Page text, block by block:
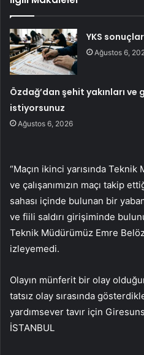
YKS
Ağustos 6,
Özdağ’dan şehit yakınları
istiyorsunuz
Ağustos 6, 2026
“Maçın ikinci yarısında
ve çalışanımızın maçı takip
sahası içinde bulunan bir
ve fiili saldırı girişiminde
Teknik Müdürümüz Emre
izleyemedi.
Olayın münferit bir olay
tatsız olay sırasında
yardımsever tavır için
İSTANBUL